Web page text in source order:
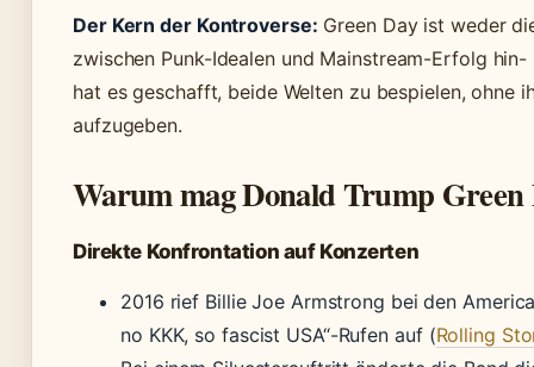
Der Kern der Kontroverse: Green Day ist weder
zwischen Punk-Idealen und Mainstream-Erfolg
hat es geschafft, beide Welten zu bespielen, ohne
aufzugeben.
Warum mag Donald Trump Green
Direkte Konfrontation auf Konzerten
2016 rief Billie Joe Armstrong bei den
no KKK, so fascist USA“-Rufen auf (Rolling